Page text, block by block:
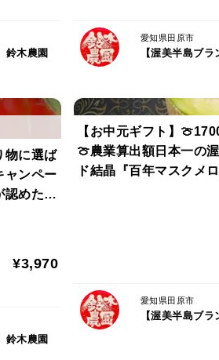
ふさわしい濃厚完熟大玉トマト。
島で育まれたブランド作物は全国
クラスの太陽の恵みと海からミネラ
間を通じて温暖な気候であり、日照
比類なき境地。
鈴木農園
愛知県田原市
【渥美半島ブ
物に選ば
ャンペー
認めた冬
¥3,970
鈴木農園
【お中元ギフト】
🍈農業算出額日本一の
ド結晶『百年マスクメ
愛知県田原市
【渥美半島ブ